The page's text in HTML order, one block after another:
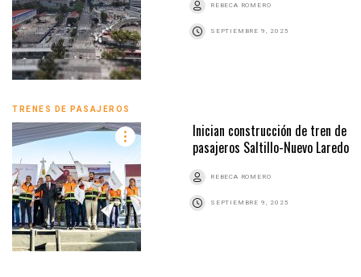
REBECA ROMERO
SEPTIEMBRE 9, 2025
TRENES DE PASAJEROS
Inician construcción de tren de
pasajeros Saltillo-Nuevo Laredo
REBECA ROMERO
SEPTIEMBRE 9, 2025